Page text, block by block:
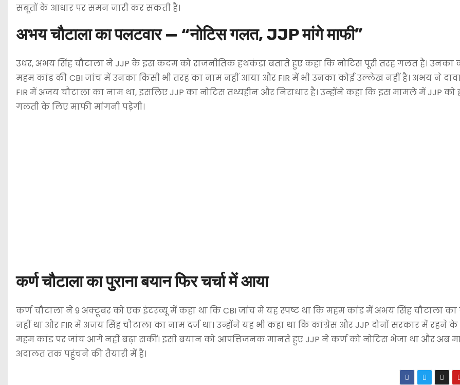
सबूतों के आधार पर समन जारी कर सकती है।
अभय चौटाला का पलटवार — “नोटिस गलत, JJP मांगे माफी”
उधर, अभय सिंह चौटाला ने JJP के इस कदम को राजनीतिक हथकंडा बताते हुए कहा कि नोटिस पूरी तरह गलत है। उनका
महम कांड की CBI जांच में उनका किसी भी तरह का नाम नहीं आया और FIR में भी उनका कोई उल्लेख नहीं है। अभय ने
FIR में अजय चौटाला का नाम था, इसलिए JJP का नोटिस तथ्यहीन और निराधार है। उन्होंने कहा कि इस मामले में JJP को
गलती के लिए माफी मांगनी पड़ेगी।
कर्ण चौटाला का पुराना बयान फिर चर्चा में आया
कर्ण चौटाला ने 9 अक्टूबर को एक इंटरव्यू में कहा था कि CBI जांच में यह स्पष्ट था कि महम कांड में अभय सिंह चौटाला का
नहीं था और FIR में अजय सिंह चौटाला का नाम दर्ज था। उन्होंने यह भी कहा था कि कांग्रेस और JJP दोनों सरकार में रहने
महम कांड पर जांच आगे नहीं बढ़ा सकीं। इसी बयान को आपत्तिजनक मानते हुए JJP ने कर्ण को नोटिस भेजा था और अब
अदालत तक पहुंचने की तैयारी में है।